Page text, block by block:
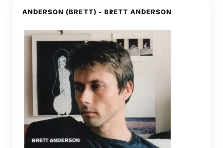
ANDERSON (BRETT) - BRETT ANDERSON